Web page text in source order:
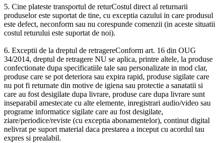
5. Cine plateste transportul de returCostul direct al returnarii
produselor este suportat de tine, cu exceptia cazului in care produsul
este defect, neconform sau nu corespunde comenzii (in aceste situatii
costul returului este suportat de noi).
6. Exceptii de la dreptul de retragereConform art. 16 din OUG
34/2014, dreptul de retragere NU se aplica, printre altele, la produse
confectionate dupa specificatiile tale sau personalizate in mod clar,
produse care se pot deteriora sau expira rapid, produse sigilate care
nu pot fi returnate din motive de igiena sau protectie a sanatatii si
care au fost desigilate dupa livrare, produse care dupa livrare sunt
inseparabil amestecate cu alte elemente, inregistrari audio/video sau
programe informatice sigilate care au fost desigilate,
ziare/periodice/reviste (cu exceptia abonamentelor), continut digital
nelivrat pe suport material daca prestarea a inceput cu acordul tau
expres si prealabil.